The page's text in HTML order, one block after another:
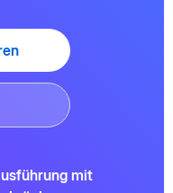
mit